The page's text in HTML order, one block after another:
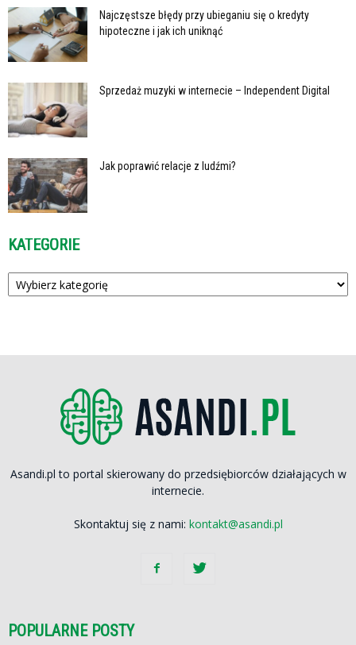
Najczęstsze błędy przy ubieganiu się o kredyty
hipoteczne i jak ich uniknąć
Sprzedaż muzyki w internecie – Independent Digital
Jak poprawić relacje z ludźmi?
KATEGORIE
Kategorie
Asandi.pl to portal skierowany do przedsiębiorców działających w
internecie.
Skontaktuj się z nami: kontakt@asandi.pl
POPULARNE POSTY